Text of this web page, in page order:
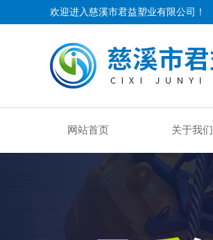
欢迎进入慈溪市君益塑业有限公司！
网站首页 关于我们